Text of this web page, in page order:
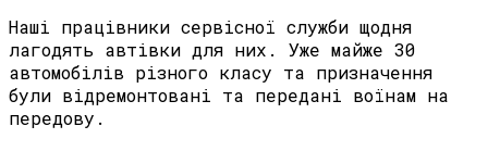
Наші працівники сервісної служби щодня
лагодять автівки для них. Уже майже 30
автомобілів різного класу та призначення
були відремонтовані та передані воїнам на
передову.